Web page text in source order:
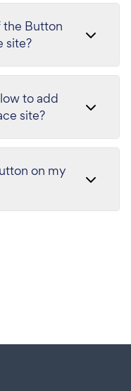
the Button
site?
to add
site?
on my